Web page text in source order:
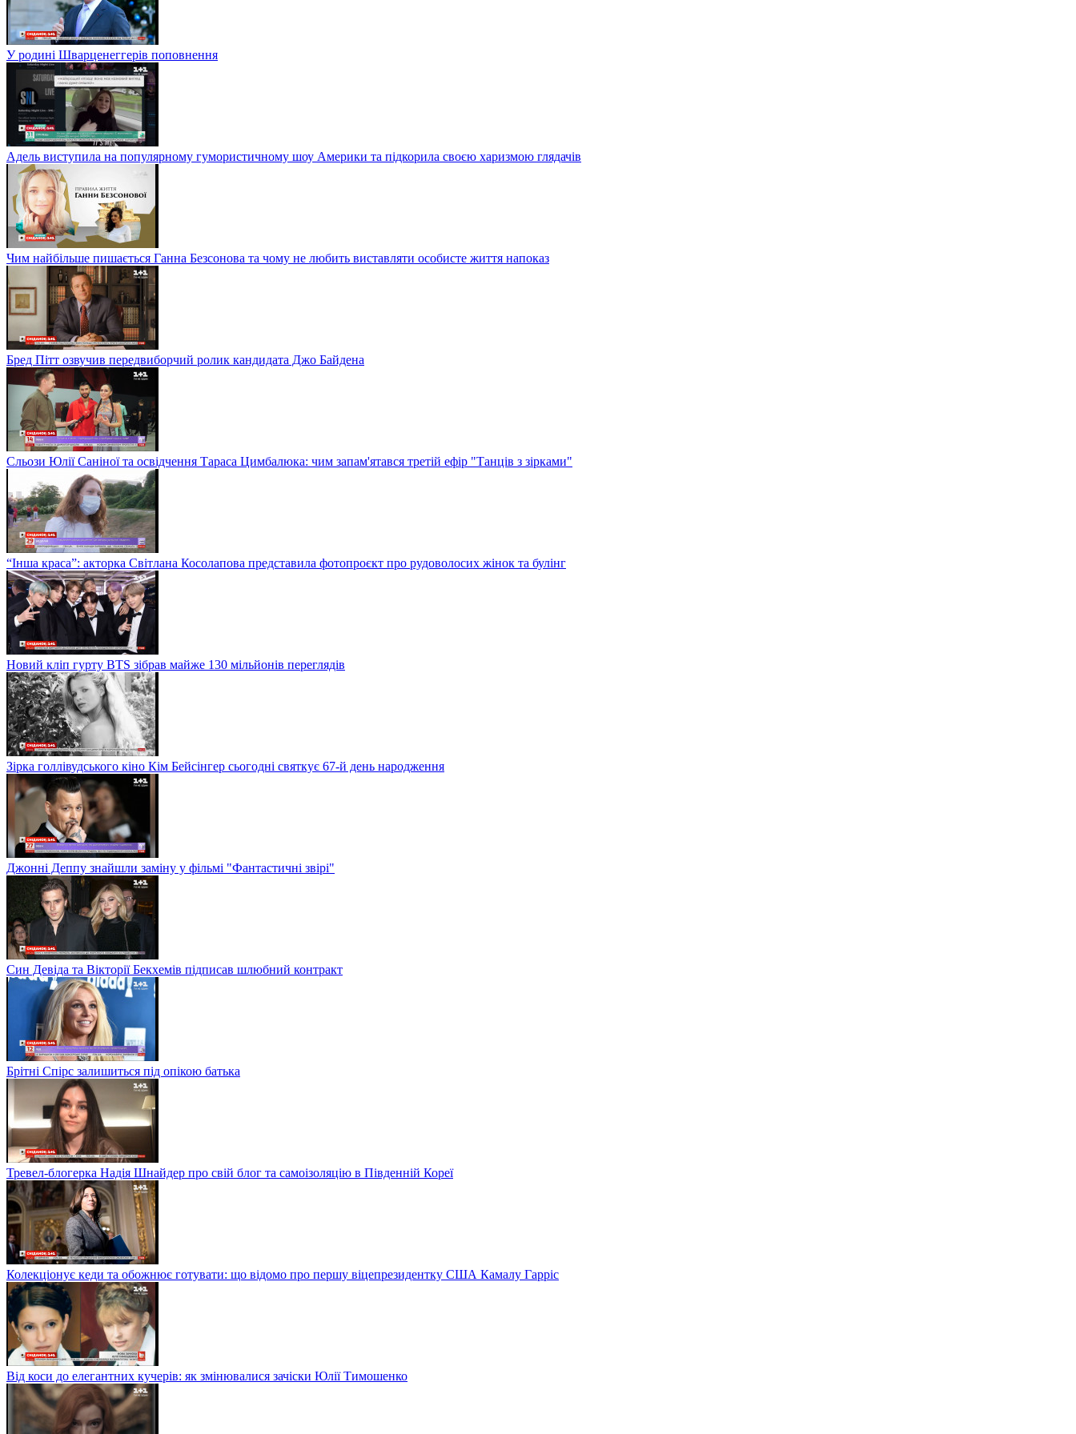
У родині Шварценеггерів поповнення
Адель виступила на популярному гумористичному шоу Америки та підкорила своєю харизмою глядачів
Чим найбільше пишається Ганна Безсонова та чому не любить виставляти особисте життя напоказ
Бред Пітт озвучив передвиборчий ролик кандидата Джо Байдена
Сльози Юлії Саніної та освідчення Тараса Цимбалюка: чим запам'ятався третій ефір "Танців з зірками"
“Інша краса”: акторка Світлана Косолапова представила фотопроєкт про рудоволосих жінок та булінг
Новий кліп гурту BTS зібрав майже 130 мільйонів переглядів
Зірка голлівудського кіно Кім Бейсінгер сьогодні святкує 67-й день народження
Джонні Деппу знайшли заміну у фільмі "Фантастичні звірі"
Син Девіда та Вікторії Бекхемів підписав шлюбний контракт
Брітні Спірс залишиться під опікою батька
Тревел-блогерка Надія Шнайдер про свій блог та самоізоляцію в Південній Кореї
Колекціонує кеди та обожнює готувати: що відомо про першу віцепрезидентку США Камалу Гарріс
Від коси до елегантних кучерів: як змінювалися зачіски Юлії Тимошенко